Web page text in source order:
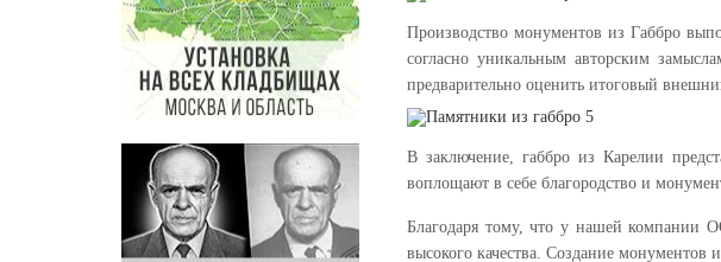
Производство монументов из Габбро
согласно уникальным авторским
предварительно оценить итоговый
В заключение, габбро из Карелии
воплощают в себе благородство и
Благодаря тому, что у нашей компании
высокого качества. Создание